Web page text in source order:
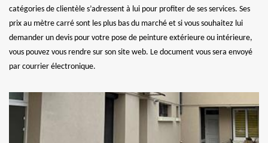
catégories de clientèle s’adressent à lui pour profiter de ses services. Ses
prix au mètre carré sont les plus bas du marché et si vous souhaitez lui
demander un devis pour votre pose de peinture extérieure ou intérieure,
vous pouvez vous rendre sur son site web. Le document vous sera envoyé
par courrier électronique.